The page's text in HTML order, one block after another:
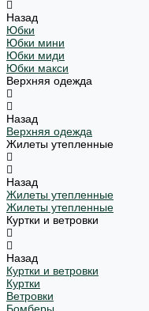
Назад
Юбки
Юбки мини
Юбки миди
Юбки макси
Верхняя одежда
Назад
Верхняя одежда
Жилеты утепленные
Назад
Жилеты утепленные
Жилеты утепленные
Куртки и ветровки
Назад
Куртки и ветровки
Куртки
Ветровки